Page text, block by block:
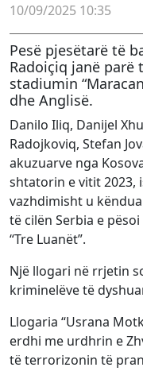
10/09/2025 10:35
Pesë pjesëtarë të
Radoiçiq janë
stadiumin
dhe Anglisë.
Danilo Iliq, Danijel
Radojkoviq, Stefan
akuzuarve nga
shtatorin e vitit 2023,
vazhdimisht u
të cilën Serbia e
“Tre Luanët”.
Një llogari në rrjetin
kriminelëve të
Llogaria “Usrana
erdhi me urdhrin e
të terrorizonin të